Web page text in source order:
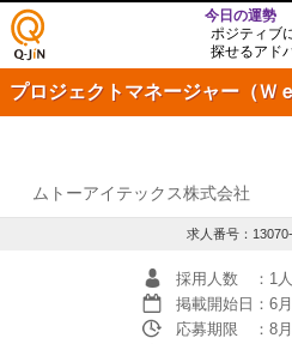
仕事
探し
の求
Q-JiN
今日の運勢
ポジティブ
探せるアド
プロジェクトマネージャー（Ｗ
ムトーアイテックス株式会社
求人番号：
採用人数
：1人
掲載開始日 ：6
応募期限
：8